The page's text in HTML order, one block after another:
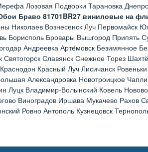
Лозовая Подворки Тарановка
Браво 81701BR27 виниловые на
Николаев Вознесенск Луч Первомайск
Борисполь Бровары Вышгород Припять
Андреевка Артёмовск Безимянное
Славянск Снежное Торез
Красный Луч Лисичанск
Александровка Новотроицкое
Луцк Владимир-Волынский Ковель
Виноградов Иршава Мукачево Рахов
Ровно Антополь Кузнецовск